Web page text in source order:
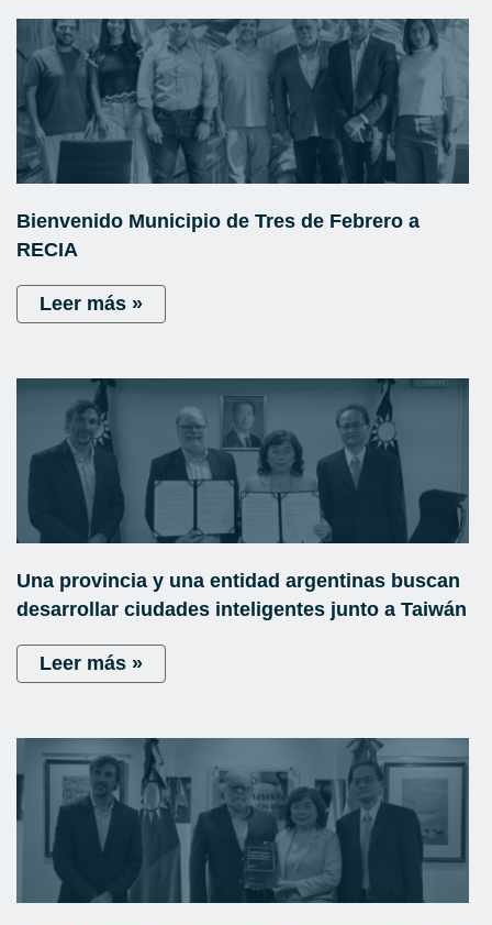
Bienvenido Municipio de Tres de Febrero a
RECIA
Leer más »
Una provincia y una entidad argentinas buscan
desarrollar ciudades inteligentes junto a Taiwán
Leer más »